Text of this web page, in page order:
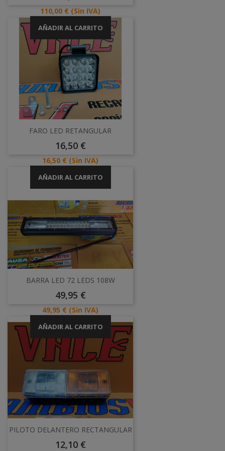
Precio
110,00 € (Sin IVA)
AÑADIR AL CARRITO
FARO LED RETANGULAR
Precio
16,50 €
Precio
16,50 € (Sin IVA)
AÑADIR AL CARRITO
BARRA LED 72 LEDS 108W
Precio
49,95 €
Precio
49,95 € (Sin IVA)
AÑADIR AL CARRITO
PILOTO DELANTERO RECTANGULAR
Precio
12,10 €